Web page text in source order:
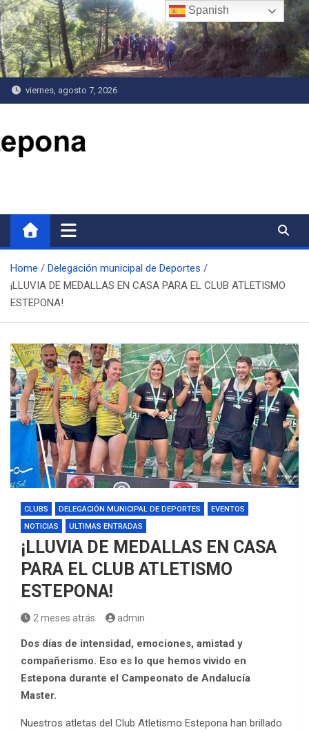
Saltar
al
contenido
viernes, agosto 7, 2026
Home
Delegación municipal de Deportes
¡LLUVIA DE MEDALLAS EN CASA PARA EL CLUB ATLETISMO
ESTEPONA!
CLUBS DELEGACIÓN MUNICIPAL DE DEPORTES
EVENTOS
NOTICIAS
ULTIMAS ENTRADAS
¡LLUVIA DE MEDALLAS EN CASA
PARA EL CLUB ATLETISMO
ESTEPONA!
2 meses atrás admin
Dos días de intensidad, emociones, amistad y
compañerismo. Eso es lo que hemos vivido en
Estepona durante el Campeonato de Andalucía
Master.
Nuestros atletas del Club Atletismo Estepona han brillado
Spanish